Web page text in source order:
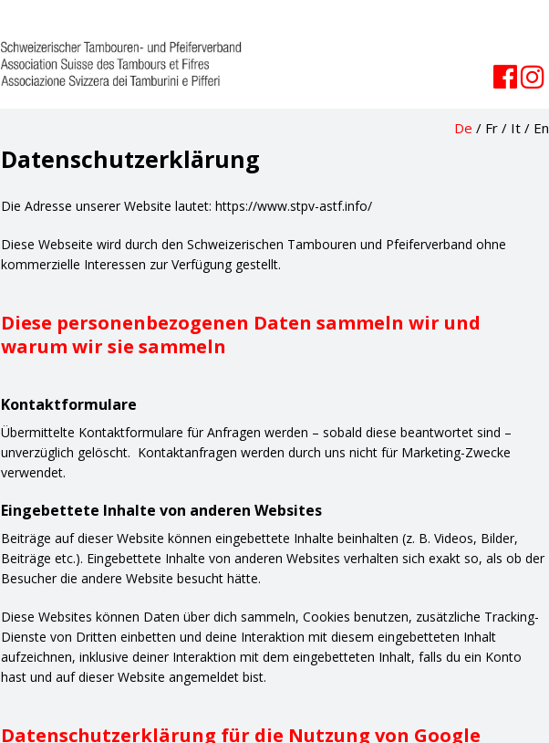
De / Fr / It / En
Datenschutzerklärung
Die Adresse unserer Website lautet: https://www.stpv-astf.info/
Diese Webseite wird durch den Schweizerischen Tambouren und Pfeiferverband ohne
kommerzielle Interessen zur Verfügung gestellt.
Diese personenbezogenen Daten sammeln wir und
warum wir sie sammeln
Kontaktformulare
Übermittelte Kontaktformulare für Anfragen werden – sobald diese beantwortet sind –
unverzüglich gelöscht. Kontaktanfragen werden durch uns nicht für Marketing-Zwecke
verwendet.
Eingebettete Inhalte von anderen Websites
Beiträge auf dieser Website können eingebettete Inhalte beinhalten (z. B. Videos, Bilder,
Beiträge etc.). Eingebettete Inhalte von anderen Websites verhalten sich exakt so, als ob der
Besucher die andere Website besucht hätte.
Diese Websites können Daten über dich sammeln, Cookies benutzen, zusätzliche Tracking-
Dienste von Dritten einbetten und deine Interaktion mit diesem eingebetteten Inhalt
aufzeichnen, inklusive deiner Interaktion mit dem eingebetteten Inhalt, falls du ein Konto
hast und auf dieser Website angemeldet bist.
Datenschutzerklärung für die Nutzung von Google